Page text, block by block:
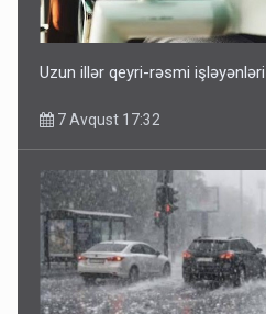
Uzun illər qeyri-rəsmi
7 Avqust 17:32